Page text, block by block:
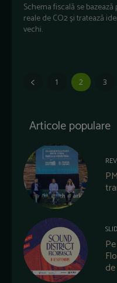
Schema fiscală se
reale de CO2 și tratează
vechi.
1 2 3
Articole populare